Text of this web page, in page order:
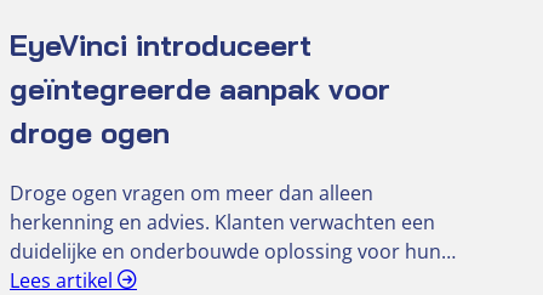
EyeVinci introduceert
geïntegreerde aanpak voor
droge ogen
Droge ogen vragen om meer dan alleen
herkenning en advies. Klanten verwachten een
duidelijke en onderbouwde oplossing voor hun…
Lees artikel